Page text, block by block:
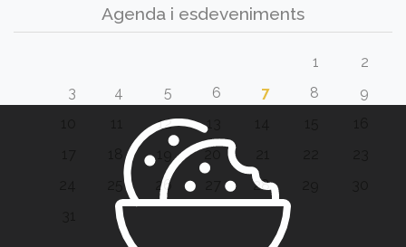
Agenda i esdeveniments
1
2
3
4 5 6 7 8
9
12 13
20
26 28